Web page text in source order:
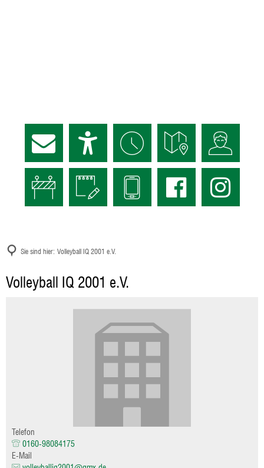
Sie sind hier: Volleyball IQ 2001 e.V.
Volleyball IQ 2001 e.V.
Telefon
0160-98084175
E-Mail